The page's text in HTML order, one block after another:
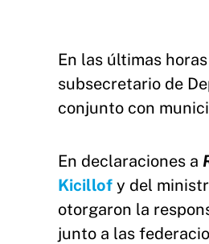
En las últimas
subsecretario de
conjunto con
En declaraciones a
Kicillof y del
otorgaron la
junto a las